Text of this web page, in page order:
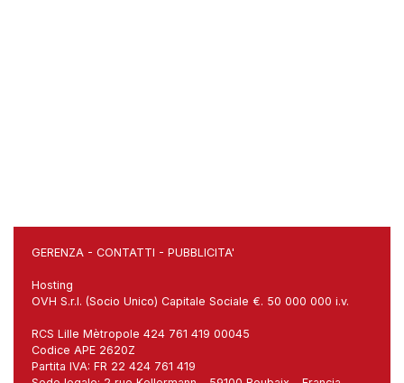
GERENZA - CONTATTI - PUBBLICITA'
Hosting
OVH S.r.l. (Socio Unico) Capitale Sociale €. 50 000 000 i.v.
RCS Lille Mètropole 424 761 419 00045
Codice APE 2620Z
Partita IVA: FR 22 424 761 419